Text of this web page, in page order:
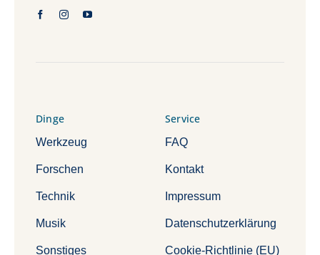
Dinge
Werkzeug
Forschen
Technik
Musik
Sonstiges
Service
FAQ
Kontakt
Impressum
Datenschutzerklärung
Cookie-Richtlinie (EU)